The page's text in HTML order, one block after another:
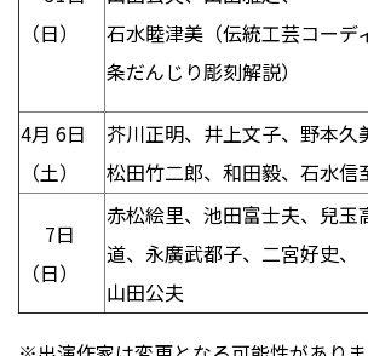
（日）
石水睦津美（伝統工芸コーデ
条だんじり彫刻解説）
4月 6日
（土）
芥川正明、井上文子、野本久
松田竹二郎、和田毅、石水信
7日
（日）
赤松絵里、池田富士夫、兒玉
道、永廣武都子、二宮好史、
山田公夫